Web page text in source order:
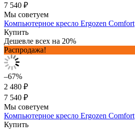
7 540 ₽
Мы советуем
Компьютерное кресло Ergozen Comfort
Купить
Дешевле всех на 20%
Распродажа!
–67%
2 480 ₽
7 540 ₽
Мы советуем
Компьютерное кресло Ergozen Comfort
Купить